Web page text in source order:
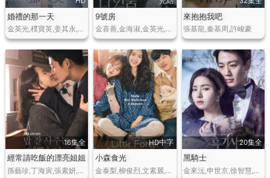
婚禮的那一天
金英光,樸寶英,姜其永,高圭弼,張成範
9號房
金喜善,金海淑,金英光,吳代煥,李璟榮
來抱抱我吧
張基龍,秦基周,許峻豪
16集全
經常請吃飯的漂亮姐姐
孫藝珍,丁海寅,張素妍,魏河俊,吉海妍,吳萬錫
HD中字
小森食光
金泰梨,柳俊烈,文素麗,秦基周
20集全
黑騎士
金來沅,申世京,徐智慧,張美姬,韓智善